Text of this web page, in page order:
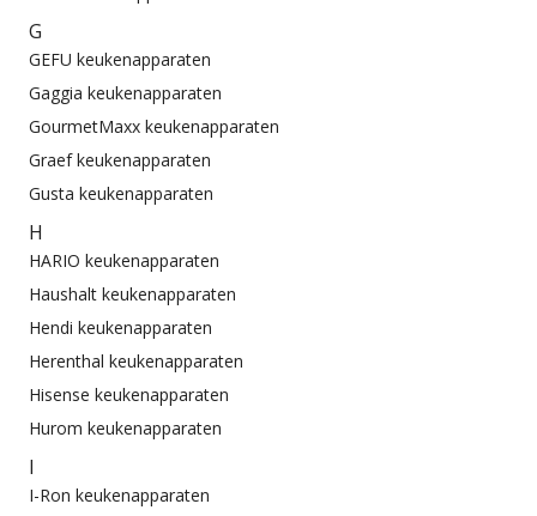
G
GEFU keukenapparaten
Gaggia keukenapparaten
GourmetMaxx keukenapparaten
Graef keukenapparaten
Gusta keukenapparaten
H
HARIO keukenapparaten
Haushalt keukenapparaten
Hendi keukenapparaten
Herenthal keukenapparaten
Hisense keukenapparaten
Hurom keukenapparaten
I
I-Ron keukenapparaten